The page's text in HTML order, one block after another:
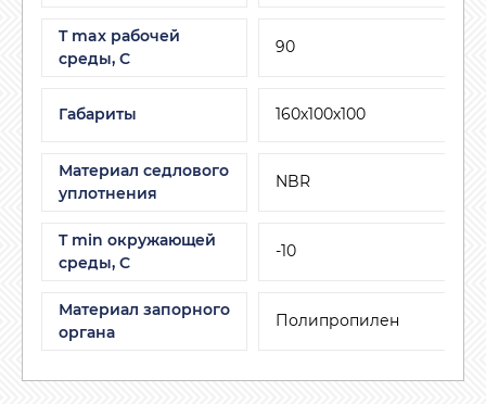
T max рабочей
среды, С
90
Габариты 160х100х100
Материал седлового
уплотнения
NBR
T min окружающей
среды, C
-10
Материал запорного
органа
Полипропилен